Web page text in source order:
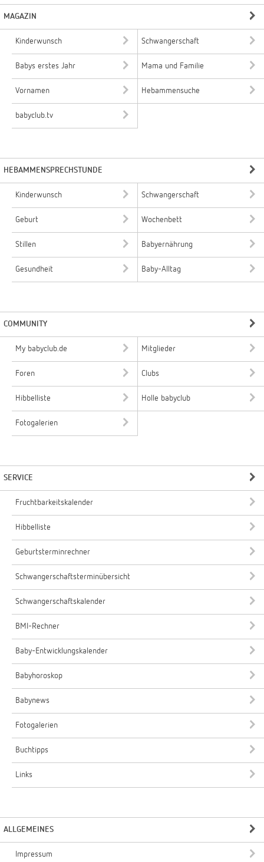
MAGAZIN
Kinderwunsch Schwangerschaft
Babys erstes Jahr Mama und Familie
Vornamen Hebammensuche
babyclub.tv
HEBAMMENSPRECHSTUNDE
Kinderwunsch Schwangerschaft
Geburt Wochenbett
Stillen Babyernährung
Gesundheit Baby-Alltag
COMMUNITY
My babyclub.de Mitglieder
Foren Clubs
Hibbelliste Holle babyclub
Fotogalerien
SERVICE
Fruchtbarkeitskalender
Hibbelliste
Geburtsterminrechner
Schwangerschaftsterminübersicht
Schwangerschaftskalender
BMI-Rechner
Baby-Entwicklungskalender
Babyhoroskop
Babynews
Fotogalerien
Buchtipps
Links
ALLGEMEINES
Impressum